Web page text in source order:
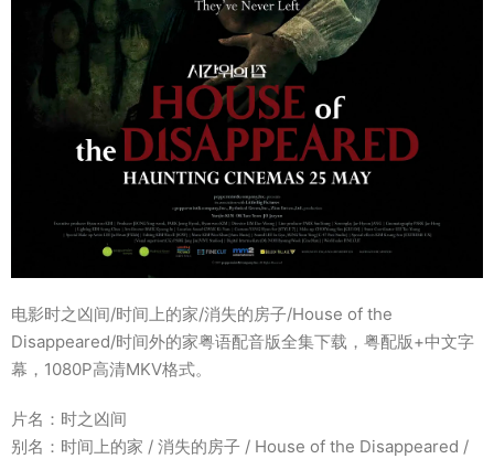
电影时之凶间/时间上的家/消失的房子/House of the
Disappeared/时间外的家粤语配音版全集下载，粤配版+中文字
幕，1080P高清MKV格式。
片名：时之凶间
别名：时间上的家 / 消失的房子 / House of the Disappeared /